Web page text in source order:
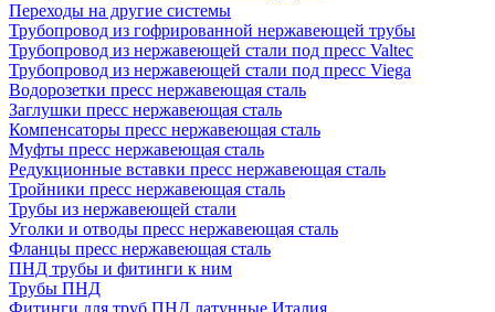
Переходы на другие системы
Трубопровод из гофрированной нержавеющей трубы
Трубопровод из нержавеющей стали под пресс Valtec
Трубопровод из нержавеющей стали под пресс Viega
Водорозетки пресс нержавеющая сталь
Заглушки пресс нержавеющая сталь
Компенсаторы пресс нержавеющая сталь
Муфты пресс нержавеющая сталь
Редукционные вставки пресс нержавеющая сталь
Тройники пресс нержавеющая сталь
Трубы из нержавеющей стали
Уголки и отводы пресс нержавеющая сталь
Фланцы пресс нержавеющая сталь
ПНД трубы и фитинги к ним
Трубы ПНД
Фитинги для труб ПНД латунные Италия